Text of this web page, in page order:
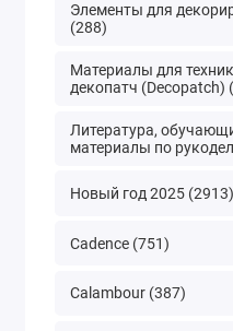
Элементы для
(288)
Материалы для
декопатч (Decopatch)
Литература,
материалы по
Новый год 2025 (2913)
Cadence (751)
Calambour (387)